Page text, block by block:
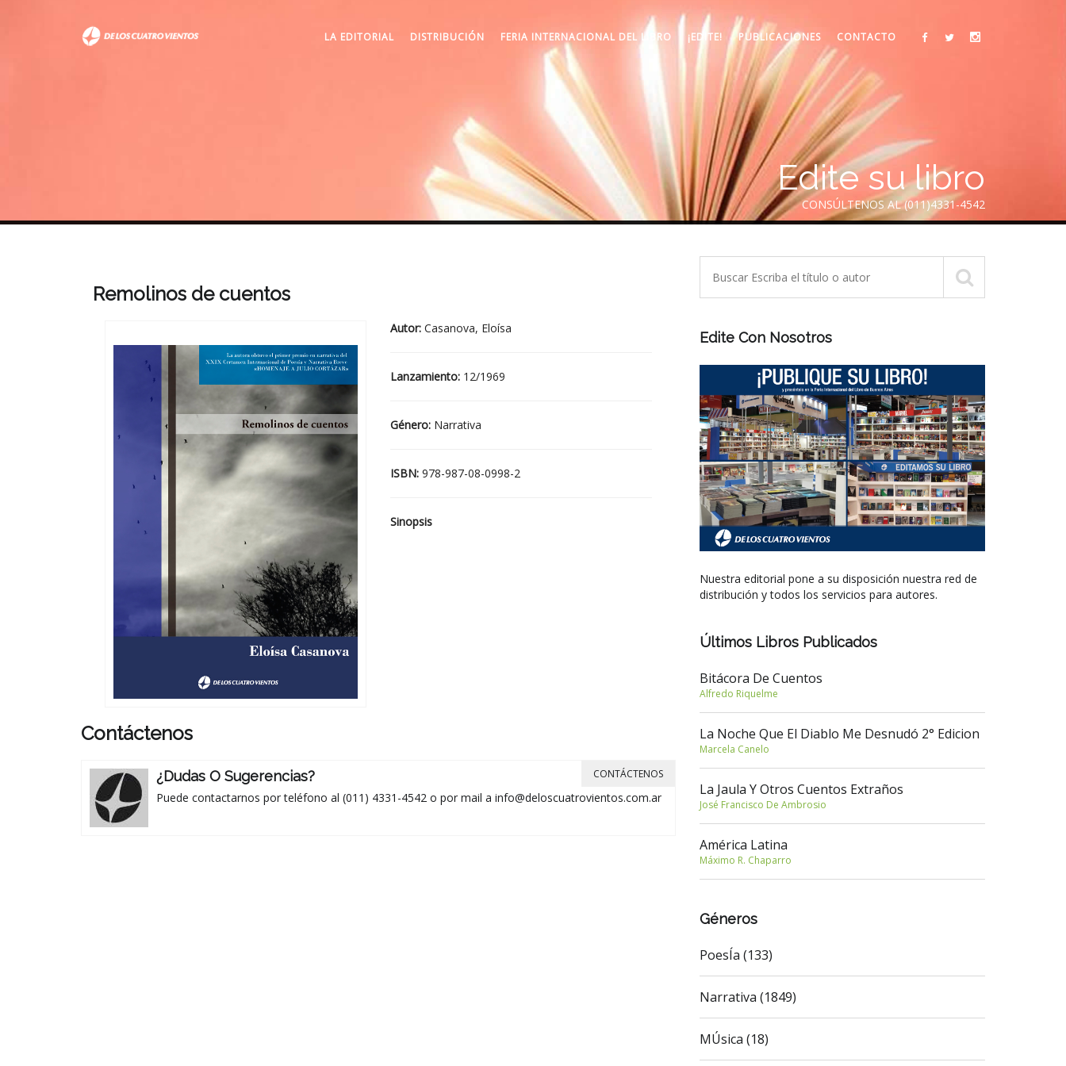
LA EDITORIAL DISTRIBUCIÓN FERIA INTERNACIONAL DEL LIBRO ¡EDITE! PUBLICACIONES CONTACTO
Edite su libro
CONSÚLTENOS AL (011)4331-4542
Remolinos de cuentos
Autor: Casanova, Eloísa
Lanzamiento: 12/1969
Género: Narrativa
ISBN: 978-987-08-0998-2
Sinopsis
Contáctenos
¿Dudas O Sugerencias?
Puede contactarnos por teléfono al (011) 4331-4542 o por mail a info@deloscuatrovientos.com.ar
CONTÁCTENOS
Edite Con Nosotros
Nuestra editorial pone a su disposición nuestra red de
distribución y todos los servicios para autores.
Últimos Libros Publicados
Bitácora De Cuentos
Alfredo Riquelme
La Noche Que El Diablo Me Desnudó 2° Edicion
Marcela Canelo
La Jaula Y Otros Cuentos Extraños
José Francisco De Ambrosio
América Latina
Máximo R. Chaparro
Géneros
PoesÍa (133)
Narrativa (1849)
MÚsica (18)